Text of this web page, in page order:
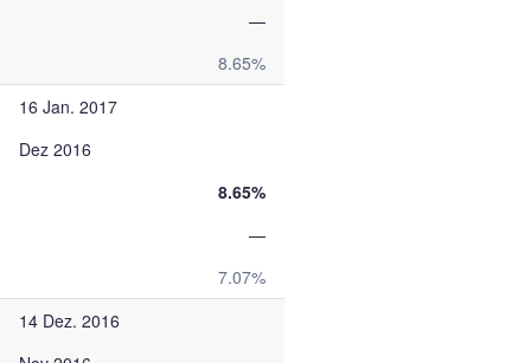
—
8.65%
16 Jan. 2017
Dez 2016
8.65%
—
7.07%
14 Dez. 2016